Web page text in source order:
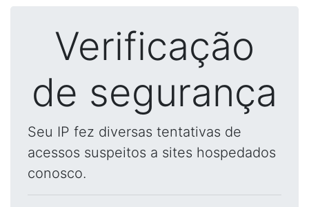
Verificação
de segurança
Seu IP fez diversas tentativas de
acessos suspeitos a sites hospedados
conosco.